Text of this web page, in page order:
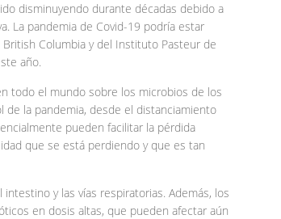
disminuyendo durante décadas debido a
La pandemia de Covid-19 podría estar
Columbia y del Instituto Pasteur de
año.
todo el mundo sobre los microbios de los
de la pandemia, desde el distanciamiento
pueden facilitar la pérdida
que se está perdiendo y que es tan
y las vías respiratorias. Además, los
en dosis altas, que pueden afectar aún